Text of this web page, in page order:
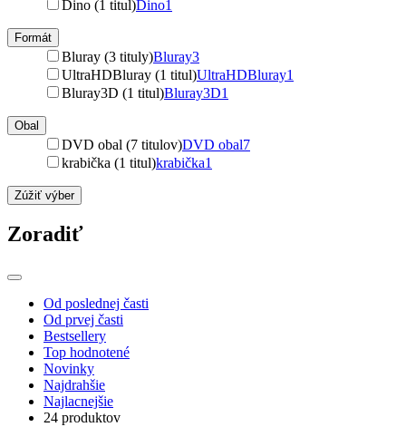
Dino (1 titul)Dino1
Formát
Bluray (3 tituly)Bluray3
UltraHDBluray (1 titul)UltraHDBluray1
Bluray3D (1 titul)Bluray3D1
Obal
DVD obal (7 titulov)DVD obal7
krabička (1 titul)krabička1
Zúžiť výber
Zoradiť
Od poslednej časti
Od prvej časti
Bestsellery
Top hodnotené
Novinky
Najdrahšie
Najlacnejšie
24 produktov